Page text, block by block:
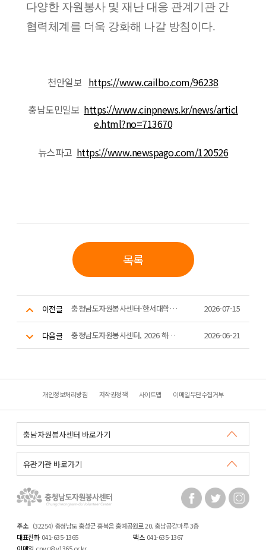
다양한 자원봉사 및 재난 대응 관계기관 간
협력체계를 더욱 강화해 나갈 방침이다.
천안일보 https://www.cailbo.com/96238
충남도민일보 https://www.cinpnews.kr/news/articl
e.html?no=713670
뉴스파고 https://www.newspago.com/120526
목록
이전글 충청남도자원봉사센터-한서대학교 지역협력센터 업무협약 체결 2026-07-15
다음글 충청남도자원봉사센터, 2026 해안 클린 릴레이 본격 추진 2026-06-21
개인정보처리방침 저작권정책 사이트맵 이메일무단수집거부
주소 (32254) 충청남도 홍성군 홍북읍 홍예공원로 20. 충남공감마루 3층
대표전화 041-635-1365 팩스 041-635-1367